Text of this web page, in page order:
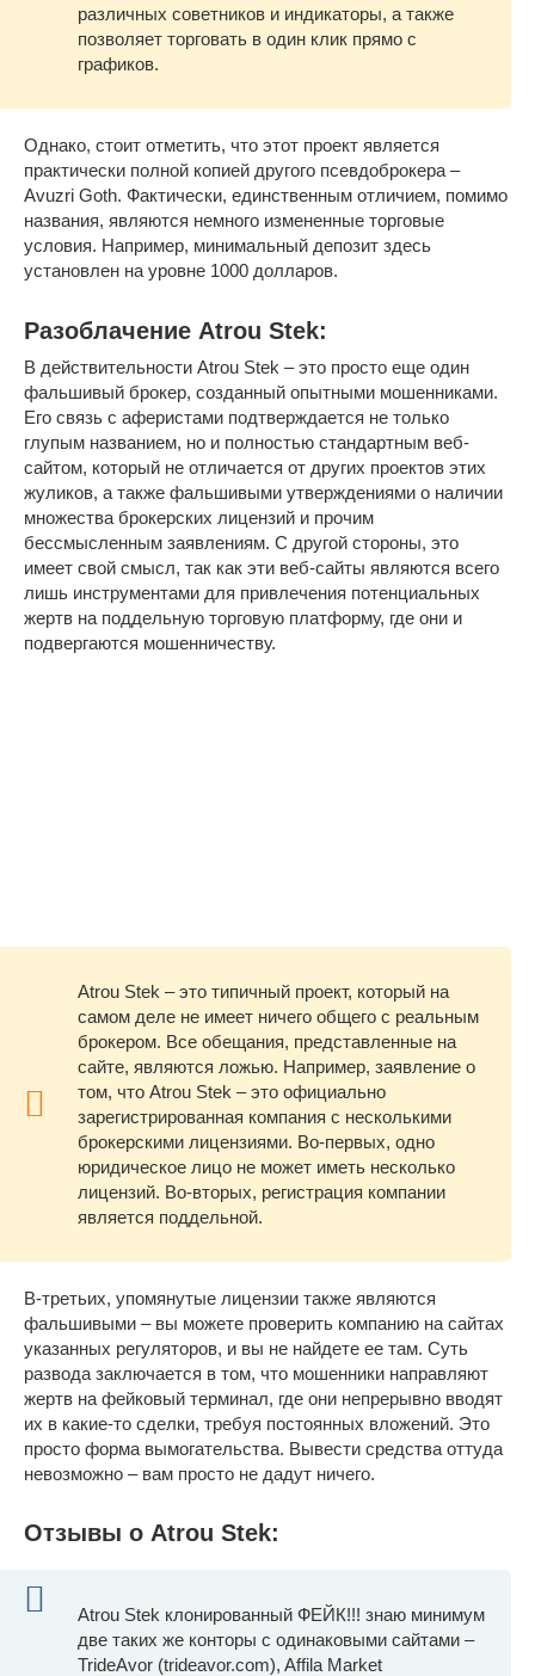
различных советников и индикаторы, а также
позволяет торговать в один клик прямо с
графиков.
Однако, стоит отметить, что этот проект является
практически полной копией другого псевдоброкера –
Avuzri Goth. Фактически, единственным отличием, помимо
названия, являются немного измененные торговые
условия. Например, минимальный депозит здесь
установлен на уровне 1000 долларов.
Разоблачение Atrou Stek:
В действительности Atrou Stek – это просто еще один
фальшивый брокер, созданный опытными мошенниками.
Его связь с аферистами подтверждается не только
глупым названием, но и полностью стандартным веб-
сайтом, который не отличается от других проектов этих
жуликов, а также фальшивыми утверждениями о наличии
множества брокерских лицензий и прочим
бессмысленным заявлениям. С другой стороны, это
имеет свой смысл, так как эти веб-сайты являются всего
лишь инструментами для привлечения потенциальных
жертв на поддельную торговую платформу, где они и
подвергаются мошенничеству.
Atrou Stek – это типичный проект, который на
самом деле не имеет ничего общего с реальным
брокером. Все обещания, представленные на
сайте, являются ложью. Например, заявление о
том, что Atrou Stek – это официально
зарегистрированная компания с несколькими
брокерскими лицензиями. Во-первых, одно
юридическое лицо не может иметь несколько
лицензий. Во-вторых, регистрация компании
является поддельной.
В-третьих, упомянутые лицензии также являются
фальшивыми – вы можете проверить компанию на сайтах
указанных регуляторов, и вы не найдете ее там. Суть
развода заключается в том, что мошенники направляют
жертв на фейковый терминал, где они непрерывно вводят
их в какие-то сделки, требуя постоянных вложений. Это
просто форма вымогательства. Вывести средства оттуда
невозможно – вам просто не дадут ничего.
Отзывы о Atrou Stek:
Atrou Stek клонированный ФЕЙК!!! знаю минимум
две таких же конторы с одинаковыми сайтами –
TrideAvor (trideavor.com), Affila Market